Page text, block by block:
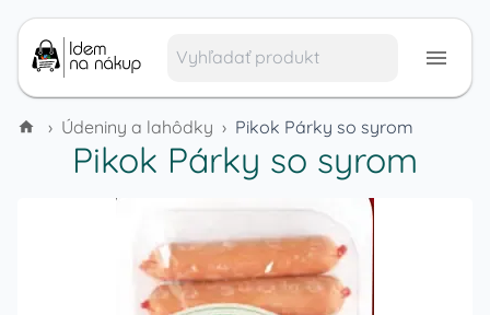
› Údeniny a lahôdky › Pikok Párky so syrom
Pikok Párky so syrom